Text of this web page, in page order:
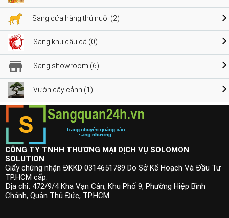
Sang cửa hàng thú nuôi (2)
Sang khu câu cá (0)
Sang showroom (6)
Vườn cây cảnh (1)
CÔNG TY TNHH THƯƠNG MẠI DỊCH VỤ SOLOMON
SOLUTION
Giấy chứng nhận ĐKKD 0314651789 Do Sở Kế Hoạch Và Đầu Tư
TP.HCM cấp.
Địa chỉ: 472/9/4 Kha Vạn Cân, Khu Phố 9, Phường Hiệp Bình
Chánh, Quận Thủ Đức, TP.HCM